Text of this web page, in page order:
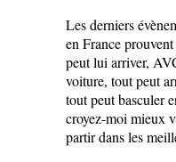
Les derniers
en France
peut lui arriver,
voiture, tout peut
tout peut basculer
croyez-moi mieux
partir dans les